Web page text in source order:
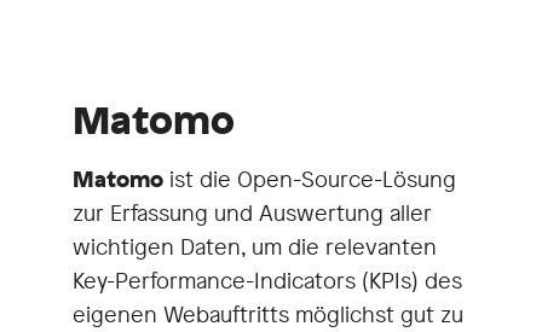
Matomo
Matomo ist die Open-Source-Lösung
zur Erfassung und Auswertung aller
wichtigen Daten, um die relevanten
Key-Performance-Indicators (KPIs) des
eigenen Webauftritts möglichst gut zu